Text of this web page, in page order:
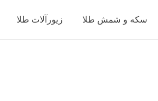
سکه و شمش طلا زیورآلات طلا